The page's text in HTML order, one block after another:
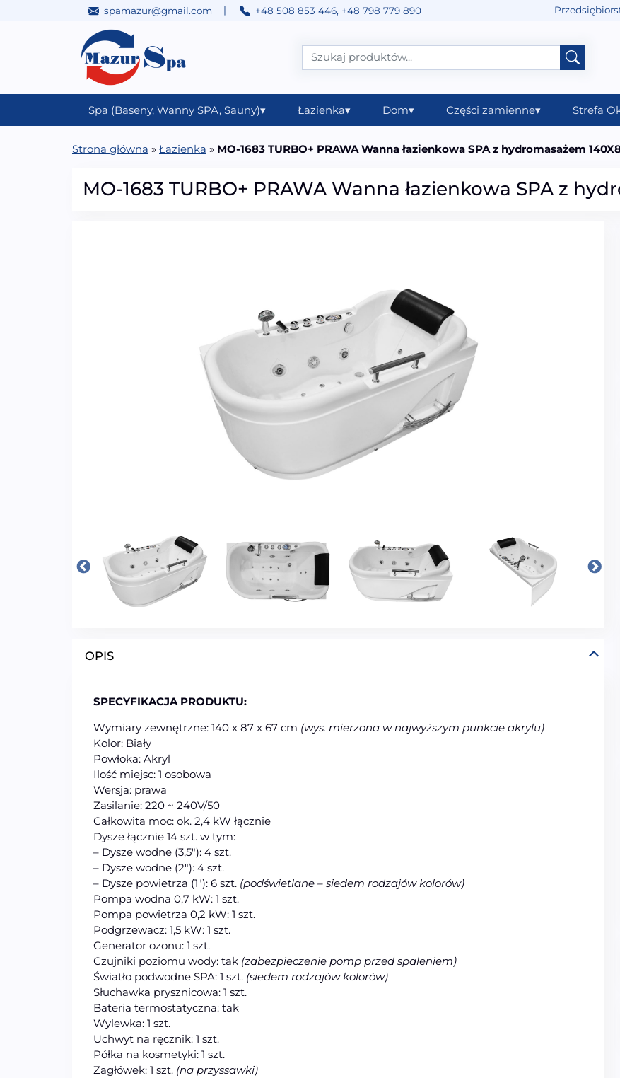
spamazur@gmail.com | +48 508 853 446, +48 798 779 890
Main Navigation
Spa (Baseny, Wanny SPA, Sauny)▾ Łazienka▾ Dom▾ Części zamienne▾ Strefa
Strona główna » Łazienka » MO-1683 TURBO+ PRAWA Wanna łazienkowa SPA z hydromasażem
MO-1683 TURBO+ PRAWA Wanna łazienkowa SPA z
OPIS
SPECYFIKACJA PRODUKTU:
Wymiary zewnętrzne: 140 x 87 x 67 cm (wys. mierzona w najwyższym punkcie akrylu)
Kolor: Biały
Powłoka: Akryl
Ilość miejsc: 1 osobowa
Wersja: prawa
Zasilanie: 220 ~ 240V/50
Całkowita moc: ok. 2,4 kW łącznie
Dysze łącznie 14 szt. w tym:
– Dysze wodne (3,5″): 4 szt.
– Dysze wodne (2″): 4 szt.
– Dysze powietrza (1″): 6 szt. (podświetlane – siedem rodzajów kolorów)
Pompa wodna 0,7 kW: 1 szt.
Pompa powietrza 0,2 kW: 1 szt.
Podgrzewacz: 1,5 kW: 1 szt.
Generator ozonu: 1 szt.
Czujniki poziomu wody: tak (zabezpieczenie pomp przed spaleniem)
Światło podwodne SPA: 1 szt. (siedem rodzajów kolorów)
Słuchawka prysznicowa: 1 szt.
Bateria termostatyczna: tak
Wylewka: 1 szt.
Uchwyt na ręcznik: 1 szt.
Półka na kosmetyki: 1 szt.
Zagłówek: 1 szt. (na przyssawki)